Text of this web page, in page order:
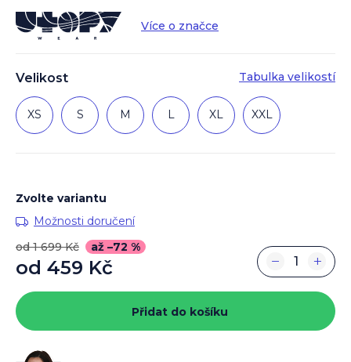
Velikost Tabulka velikostí
XS S M L XL XXL
Více o značce
Zvolte variantu
Možnosti doručení
od 1 699 Kč
až –72 %
od 459 Kč
cena:
+
−
Přidat do košíku